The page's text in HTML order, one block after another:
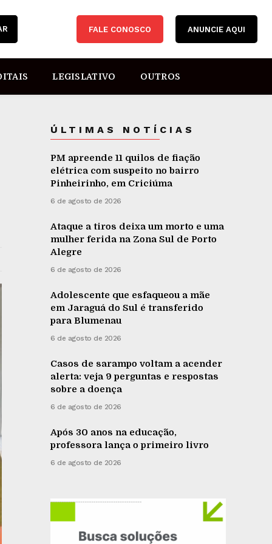
FALE CONOSCO ANUNCIE AQUI
LEGISLATIVO OUTROS
ÚLTIMAS NOTÍCIAS
PM apreende 11 quilos de fiação
elétrica com suspeito no bairro
Pinheirinho, em Criciúma
6 de agosto de 2026
Ataque a tiros deixa um morto e uma
mulher ferida na Zona Sul de Porto
Alegre
6 de agosto de 2026
Adolescente que esfaqueou a mãe
em Jaraguá do Sul é transferido
para Blumenau
6 de agosto de 2026
Casos de sarampo voltam a acender
alerta: veja 9 perguntas e respostas
sobre a doença
6 de agosto de 2026
Após 30 anos na educação,
professora lança o primeiro livro
6 de agosto de 2026